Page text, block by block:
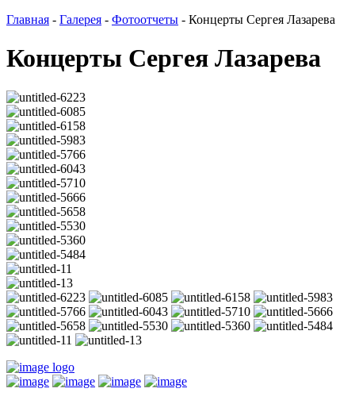
Главная - Галерея - Фотоотчеты - Концерты Сергея Лазарева
Концерты Сергея Лазарева